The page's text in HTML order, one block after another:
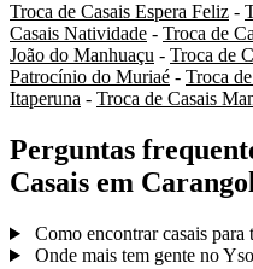
Troca de Casais Espera Feliz -
Casais Natividade - Troca de
João do Manhuaçu - Troca de
Patrocínio do Muriaé - Troca
Itaperuna - Troca de Casais
Perguntas
Casais em
Como encontrar casais para
Onde mais tem gente no